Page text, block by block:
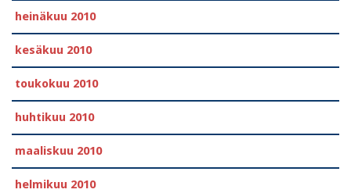
heinäkuu 2010
kesäkuu 2010
toukokuu 2010
huhtikuu 2010
maaliskuu 2010
helmikuu 2010